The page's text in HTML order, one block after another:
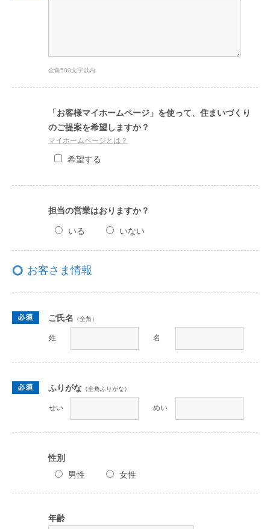
全角500文字以内
「お客様マイホームページ」を使って、住まいづくり
のご提案を希望しますか？
マイホームページとは？
希望する
担当の営業はおりますか？
いる いない
お客さま情報
ご氏名 （全角）
姓 名
ふりがな （全角ふりがな）
せい めい
性別
男性
女性
年齢